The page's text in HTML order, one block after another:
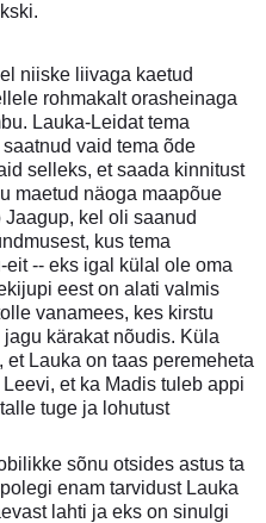
niiske liivaga kaetud
rohmakalt orasheinaga
Lauka-Leidat tema
vaid tema õde
selleks, et saada kinnitust
maetud näoga maapõue
kel oli saanud
kus tema
-- eks igal külal ole oma
eest on alati valmis
vanamees, kes kirstu
kärakat nõudis. Küla
Lauka on taas peremeheta
et ka Madis tuleb appi
tuge ja lohutust
sõnu otsides astus ta
enam tarvidust Lauka
lahti ja eks on sinulgi